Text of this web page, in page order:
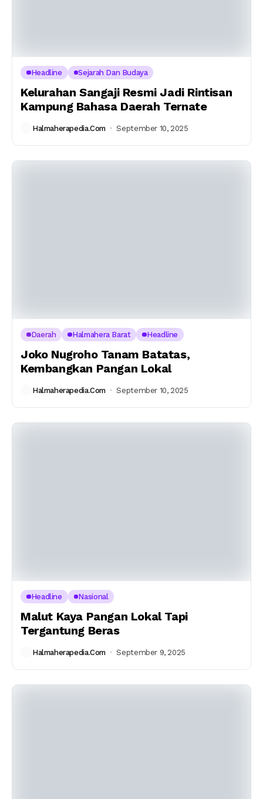
Headline Sejarah Dan Budaya
Kelurahan Sangaji Resmi Jadi Rintisan
Kampung Bahasa Daerah Ternate
Halmaherapedia.com September 10, 2025
Daerah Halmahera Barat Headline
Joko Nugroho Tanam Batatas,
Kembangkan Pangan Lokal
Halmaherapedia.com September 10, 2025
Headline Nasional
Malut Kaya Pangan Lokal Tapi
Tergantung Beras
Halmaherapedia.com September 9, 2025